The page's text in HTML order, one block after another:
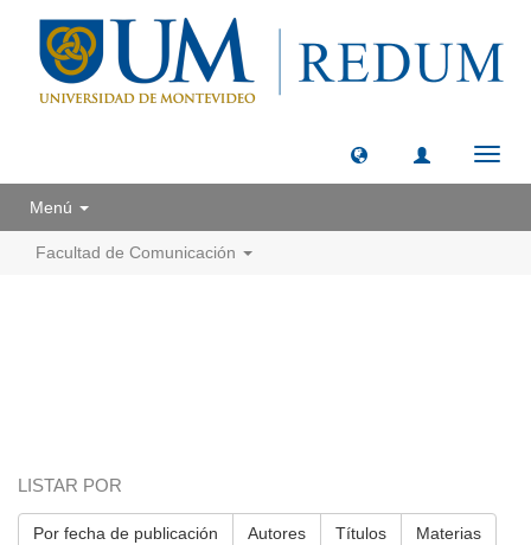
Menú
Facultad de Comunicación
LISTAR POR
Por fecha de publicación Autores Títulos Materias